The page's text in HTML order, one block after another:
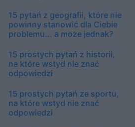
15 pytań z geografii, które nie
powinny stanowić dla Ciebie
problemu... a może jednak?
15 prostych pytań z historii,
na które wstyd nie znać
odpowiedzi
15 prostych pytań ze sportu,
na które wstyd nie znać
odpowiedzi